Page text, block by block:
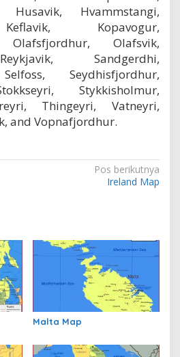
Hvammstangi,
Kopavogur,
Olafsfjordhur, Olafsvik,
Sandgerdhi,
Seydhisfjordhur,
Stykkisholmur,
Thingeyri, Vatneyri,
and Vopnafjordhur.
Pos berikutnya
Ireland Map
Malta Map